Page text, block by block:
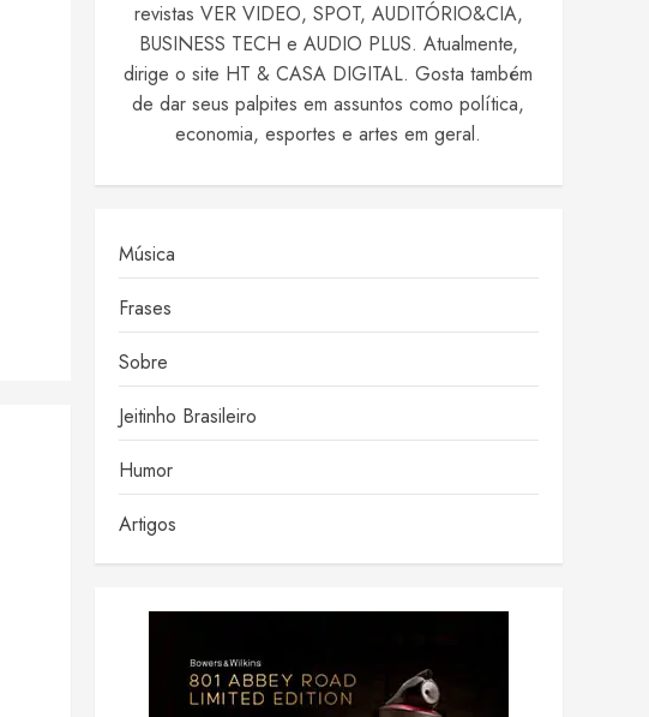
revistas VER VIDEO, SPOT, AUDITÓRIO&CIA,
BUSINESS TECH e AUDIO PLUS. Atualmente,
dirige o site HT & CASA DIGITAL. Gosta também
de dar seus palpites em assuntos como política,
economia, esportes e artes em geral.
Música
Frases
Sobre
Jeitinho Brasileiro
Humor
Artigos